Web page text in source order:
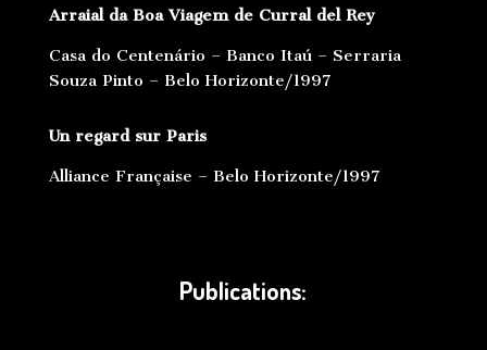
Arraial da Boa Viagem de Curral del Rey
Casa do Centenário – Banco Itaú – Serraria
Souza Pinto – Belo Horizonte/1997
Un regard sur Paris
Alliance Française – Belo Horizonte/1997
Publications: